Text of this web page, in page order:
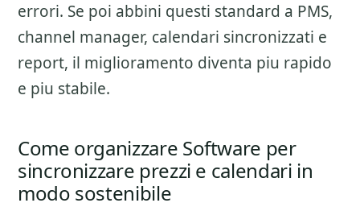
errori. Se poi abbini questi standard a PMS,
channel manager, calendari sincronizzati e
report, il miglioramento diventa piu rapido
e piu stabile.
Come organizzare Software per
sincronizzare prezzi e calendari in
modo sostenibile